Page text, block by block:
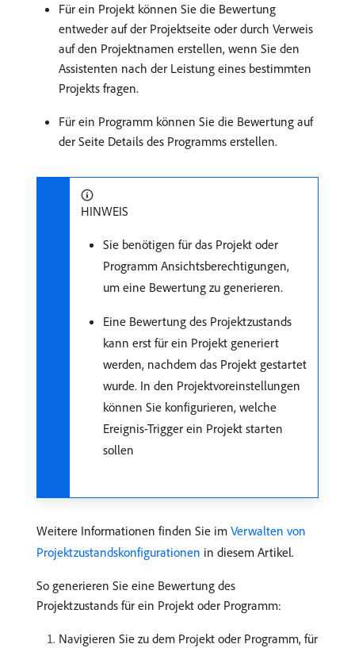
Für ein Projekt können Sie die Bewertung
entweder auf der Projektseite oder durch Verweis
auf den Projektnamen erstellen, wenn Sie den
Assistenten nach der Leistung eines bestimmten
Projekts fragen.
Für ein Programm können Sie die Bewertung auf
der Seite Details des Programms erstellen.
HINWEIS
Sie benötigen für das Projekt oder
Programm Ansichtsberechtigungen,
um eine Bewertung zu generieren.
Eine Bewertung des Projektzustands
kann erst für ein Projekt generiert
werden, nachdem das Projekt gestartet
wurde. In den Projektvoreinstellungen
können Sie konfigurieren, welche
Ereignis-Trigger ein Projekt starten
sollen
Weitere Informationen finden Sie im Verwalten von
Projektzustandskonfigurationen in diesem Artikel.
So generieren Sie eine Bewertung des
Projektzustands für ein Projekt oder Programm:
Navigieren Sie zu dem Projekt oder Programm, für